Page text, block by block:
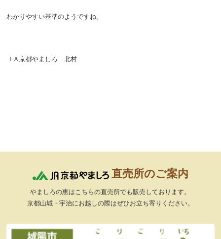
わかりやすい基準のようですね。
ＪＡ京都やましろ 北村
直売所のご案内
やましろの恵はこちらの直売所でも販売しております。
京都山城・宇治にお越しの際はぜひお立ち寄りください。